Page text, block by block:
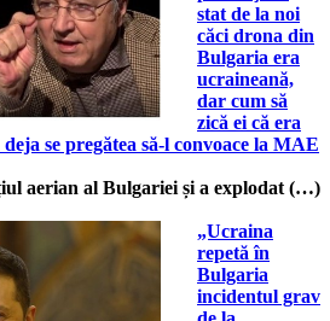
stat de la noi
căci drona din
Bulgaria era
ucraineană,
dar cum să
zică ei că era
se pregătea să-l convoace la MAE
aerian al Bulgariei și a explodat (…)
„Ucraina
repetă în
Bulgaria
incidentul grav